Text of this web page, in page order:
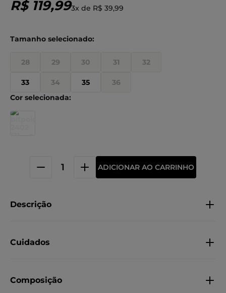
R$ 119,993x de R$ 39,99
28 29 30 31 32
33 34 35 36
ADICIONAR AO CARRINHO
Descrição
Cuidados
Composição